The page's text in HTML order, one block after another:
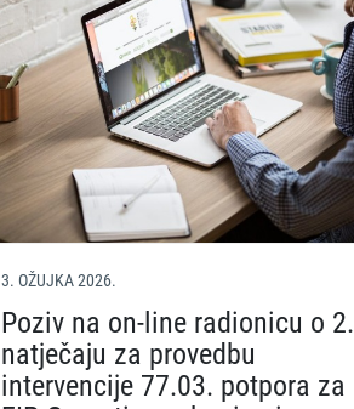
Inspiration Awards 2026 (ARIA 2026) –
europsku nagradu koja prepoznaje
inspirativne projekte u poljoprivredi i
ruralnim […]
3. OŽUJKA 2026.
Poziv na on-line radionicu o 2.
natječaju za provedbu
intervencije 77.03. potpora za